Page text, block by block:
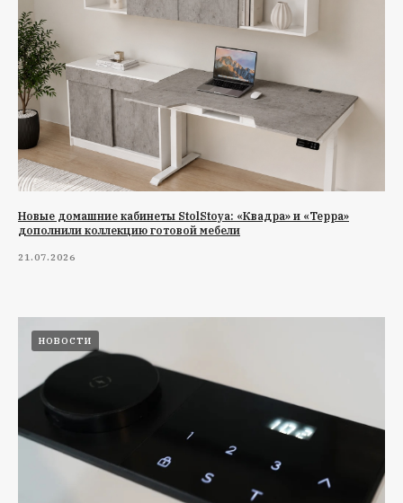
Новые домашние кабинеты StolStoya: «Квадра» и «Терра»
дополнили коллекцию готовой мебели
21.07.2026
НОВОСТИ